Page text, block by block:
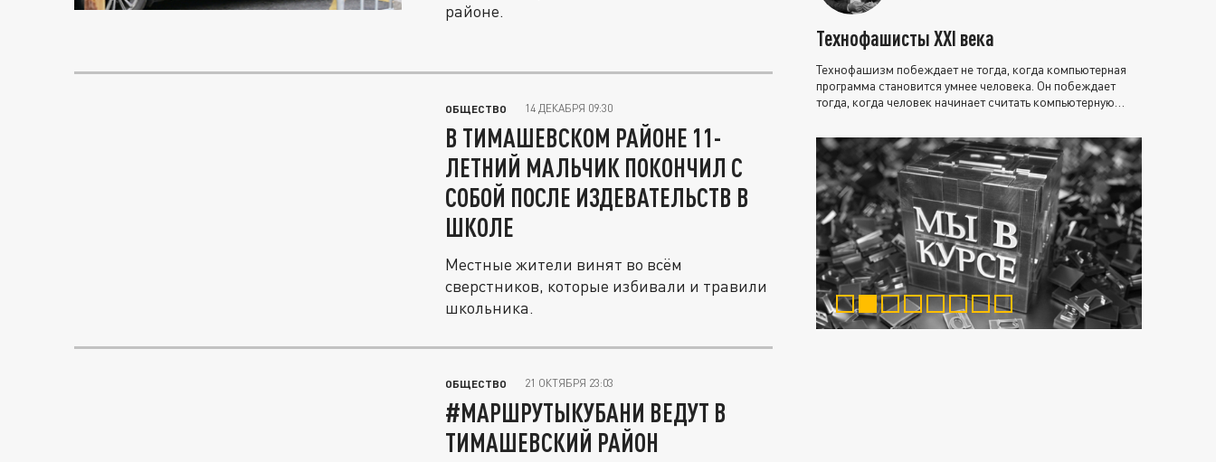
районе.
ОБЩЕСТВО 14 ДЕКАБРЯ 09:30
В ТИМАШЕВСКОМ РАЙОНЕ 11-
ЛЕТНИЙ МАЛЬЧИК ПОКОНЧИЛ С
СОБОЙ ПОСЛЕ ИЗДЕВАТЕЛЬСТВ В
ШКОЛЕ
Местные жители винят во всём
сверстников, которые избивали и травили
школьника.
ОБЩЕСТВО 21 ОКТЯБРЯ 23:03
#МАРШРУТЫКУБАНИ ВЕДУТ В
ТИМАШЕВСКИЙ РАЙОН
Технофашисты XXI века
Технофашизм побеждает не тогда, когда компьютерная
программа становится умнее человека. Он побеждает
тогда, когда человек начинает считать компьютерную